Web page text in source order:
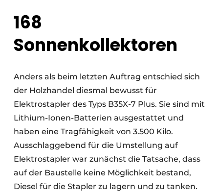
168
Sonnenkollektoren
Anders als beim letzten Auftrag entschied sich
der Holzhandel diesmal bewusst für
Elektrostapler des Typs B35X-7 Plus. Sie sind mit
Lithium-Ionen-Batterien ausgestattet und
haben eine Tragfähigkeit von 3.500 Kilo.
Ausschlaggebend für die Umstellung auf
Elektrostapler war zunächst die Tatsache, dass
auf der Baustelle keine Möglichkeit bestand,
Diesel für die Stapler zu lagern und zu tanken.